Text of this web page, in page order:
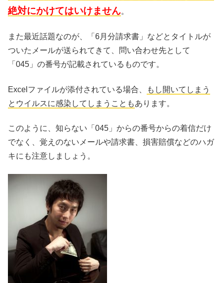
絶対にかけてはいけません。
また最近話題なのが、「6月分請求書」などとタイトルが
ついたメールが送られてきて、問い合わせ先として
「045」の番号が記載されているものです。
Excelファイルが添付されている場合、
もし開いてしまう
とウイルスに感染してしまうこともあります。
このように、知らない「045」からの番号からの着信だけ
でなく、覚えのないメールや請求書、損害賠償などのハガ
キにも注意しましょう。